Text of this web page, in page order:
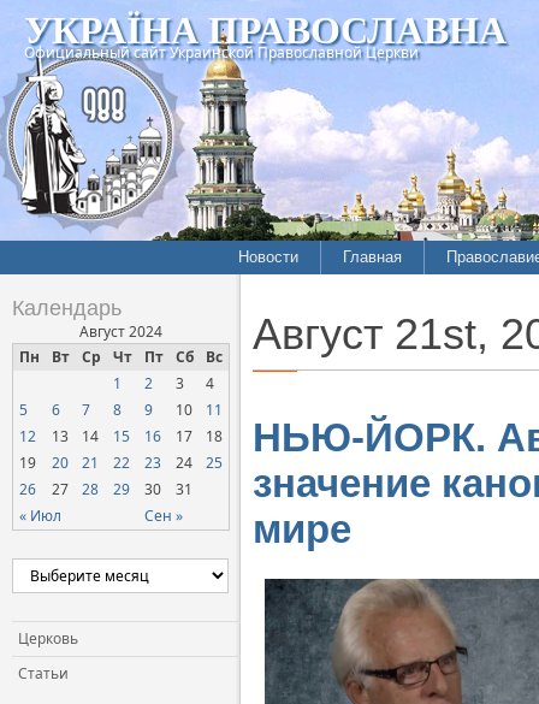
УКРАЇНА ПРАВОСЛАВНА
Официальный сайт Украинской Православной Церкви
Новости
Межконфессиональные
отношения
Официальная хроника
Расколы, ереси, секты
СЛУЖЕНИЕ
Церковь и общество
Церковь и СМИ
Главная
История
Календарь
Август 2024
Пн
Вт Ср Чт Пт Сб Вс
« Июл Сен »
1 2 3
4
5
6 7 8 9 10
11
12
13 14 15 16 17
18
19
20 21 22 23 24
25
26
27 28 29 30 31
Церковь
Статьи
Август 21st,
НЬЮ-ЙОРК.
значение
мире